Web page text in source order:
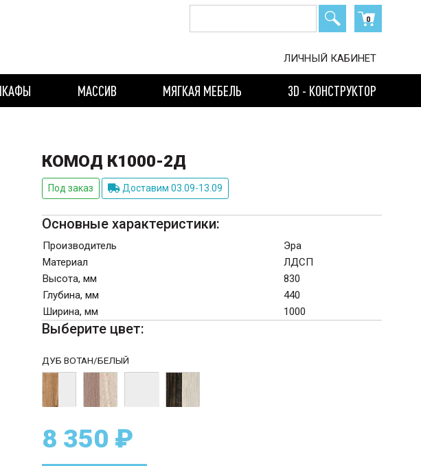
0
ЛИЧНЫЙ КАБИНЕТ
МАССИВ МЯГКАЯ МЕБЕЛЬ 3D - КОНСТРУКТОР
КОМОД К1000-2Д
Под заказ Доставим 03.09-13.09
Основные характеристики:
Производитель
Эра
Материал
ЛДСП
Высота, мм
830
Глубина, мм
440
Ширина, мм
1000
Выберите цвет:
ДУБ ВОТАН/БЕЛЫЙ
8 350 ₽